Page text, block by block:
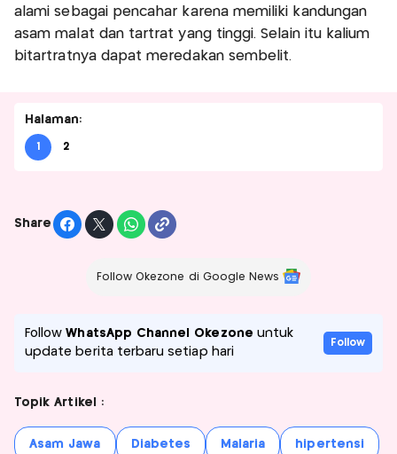
alami sebagai pencahar karena memiliki kandungan
asam malat dan tartrat yang tinggi. Selain itu kalium
bitartratnya dapat meredakan sembelit.
Halaman:
1 2
Share
Follow Okezone di Google News
FollowWhatsApp Channel Okezone untuk
update berita terbaru setiap hari
Follow
Topik Artikel :
Asam Jawa Diabetes Malaria hipertensi